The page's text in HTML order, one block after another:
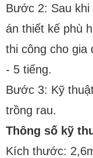
Bước 2: Sau
án thiết kế phù
thi công cho gia
- 5 tiếng.
Bước 3: Kỹ
trồng rau.
Thông số kỹ
Kích thước: